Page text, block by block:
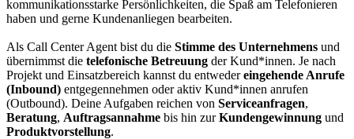
kommunikationsstarke Persönlichkeiten, die Spaß am Telefonieren
haben und gerne Kundenanliegen bearbeiten.
Als Call Center Agent bist du die Stimme des Unternehmens und
übernimmst die telefonische Betreuung der Kund*innen. Je nach
Projekt und Einsatzbereich kannst du entwedereingehende Anrufe
(Inbound) entgegennehmen oder aktiv Kund*innen anrufen
(Outbound). Deine Aufgaben reichen von Serviceanfragen,
Beratung, Auftragsannahme bis hin zurKundengewinnung und
Produktvorstellung.